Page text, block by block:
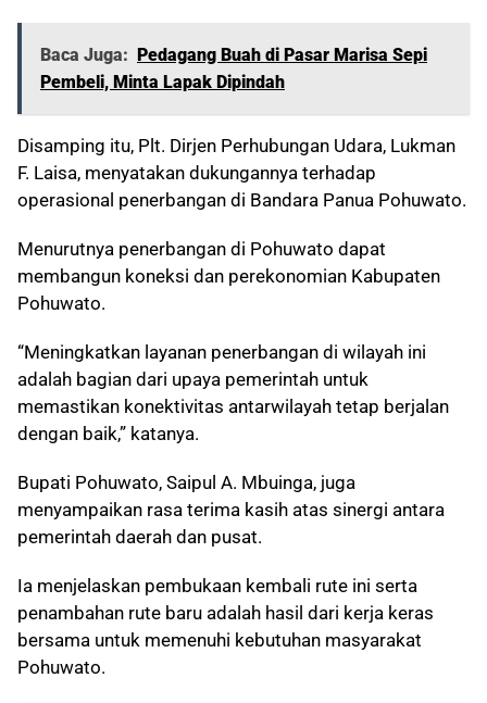
Baca Juga:
Pedagang Buah di Pasar Marisa Sepi
Pembeli, Minta Lapak Dipindah
Disamping itu, Plt. Dirjen Perhubungan Udara, Lukman
F. Laisa, menyatakan dukungannya terhadap
operasional penerbangan di Bandara Panua Pohuwato.
Menurutnya penerbangan di Pohuwato dapat
membangun koneksi dan perekonomian Kabupaten
Pohuwato.
“Meningkatkan layanan penerbangan di wilayah ini
adalah bagian dari upaya pemerintah untuk
memastikan konektivitas antarwilayah tetap berjalan
dengan baik,” katanya.
Bupati Pohuwato, Saipul A. Mbuinga, juga
menyampaikan rasa terima kasih atas sinergi antara
pemerintah daerah dan pusat.
Ia menjelaskan pembukaan kembali rute ini serta
penambahan rute baru adalah hasil dari kerja keras
bersama untuk memenuhi kebutuhan masyarakat
Pohuwato.